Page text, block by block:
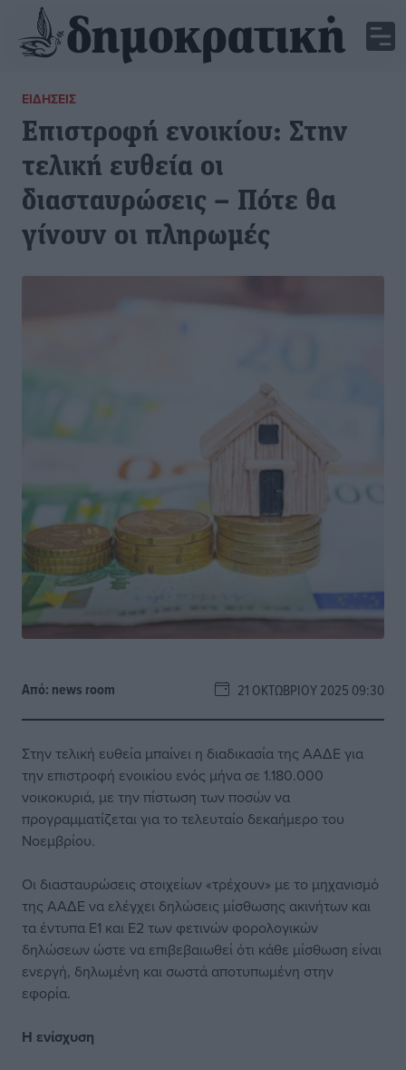
ΕΙΔΉΣΕΙΣ
Επιστροφή ενοικίου: Στην
τελική ευθεία οι
διασταυρώσεις – Πότε θα
γίνουν οι πληρωμές
Από: news room 21 ΟΚΤΩΒΡΊΟΥ 2025 09:30
Στην τελική ευθεία μπαίνει η διαδικασία της ΑΑΔΕ για
την επιστροφή ενοικίου ενός μήνα σε 1.180.000
νοικοκυριά, με την πίστωση των ποσών να
προγραμματίζεται για το τελευταίο δεκαήμερο του
Νοεμβρίου.
Οι διασταυρώσεις στοιχείων «τρέχουν» με το μηχανισμό
της ΑΑΔΕ να ελέγχει δηλώσεις μίσθωσης ακινήτων και
τα έντυπα Ε1 και Ε2 των φετινών φορολογικών
δηλώσεων ώστε να επιβεβαιωθεί ότι κάθε μίσθωση είναι
ενεργή, δηλωμένη και σωστά αποτυπωμένη στην
εφορία.
Η ενίσχυση